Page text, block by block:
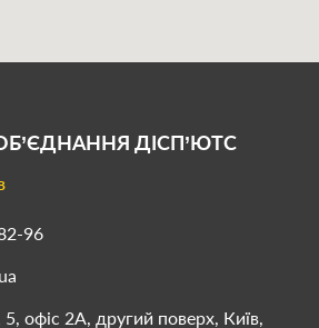
ДІСП’ЮТС
96
офіс 2А, другий поверх, Київ,